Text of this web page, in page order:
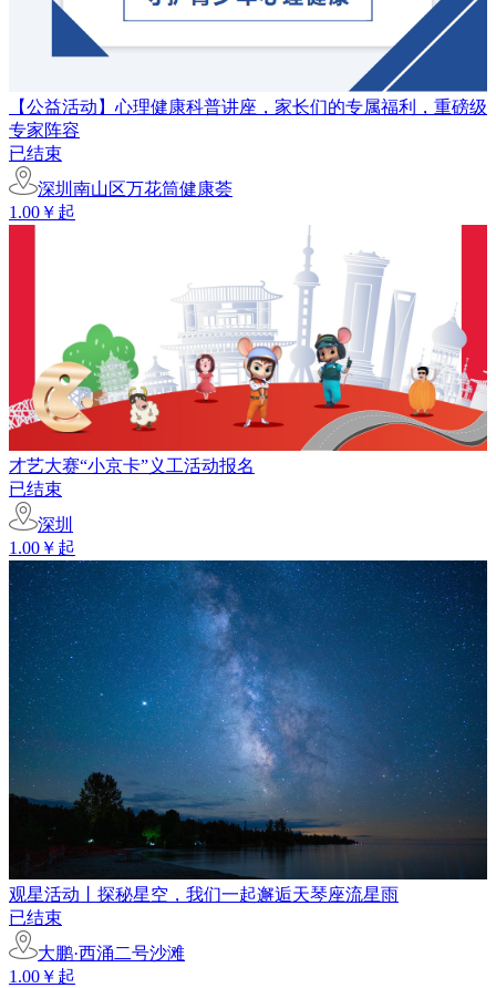
【公益活动】心理健康科普讲座，家长们的专属福利，重磅级
专家阵容
已结束
深圳南山区万花筒健康荟
1.00￥起
才艺大赛“小京卡”义工活动报名
已结束
深圳
1.00￥起
观星活动丨探秘星空，我们一起邂逅天琴座流星雨
已结束
大鹏·西涌二号沙滩
1.00￥起